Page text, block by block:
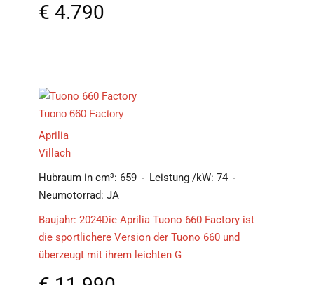
€ 4.790
Tuono 660 Factory
Aprilia
Villach
Hubraum in cm³: 659 Leistung /kW: 74
Neumotorrad: JA
Baujahr: 2024Die Aprilia Tuono 660 Factory ist
die sportlichere Version der Tuono 660 und
überzeugt mit ihrem leichten G